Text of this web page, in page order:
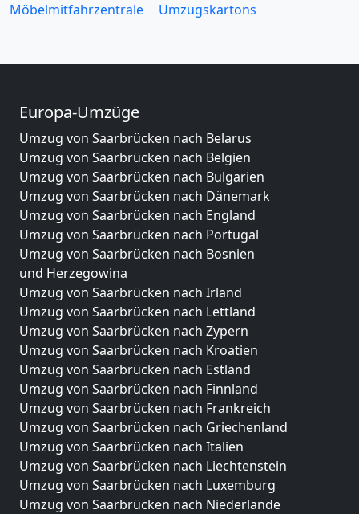
Möbelmitfahrzentrale
Umzugskartons
Europa-Umzüge
Umzug von Saarbrücken nach Belarus
Umzug von Saarbrücken nach Belgien
Umzug von Saarbrücken nach Bulgarien
Umzug von Saarbrücken nach Dänemark
Umzug von Saarbrücken nach England
Umzug von Saarbrücken nach Portugal
Umzug von Saarbrücken nach Bosnien
und Herzegowina
Umzug von Saarbrücken nach Irland
Umzug von Saarbrücken nach Lettland
Umzug von Saarbrücken nach Zypern
Umzug von Saarbrücken nach Kroatien
Umzug von Saarbrücken nach Estland
Umzug von Saarbrücken nach Finnland
Umzug von Saarbrücken nach Frankreich
Umzug von Saarbrücken nach Griechenland
Umzug von Saarbrücken nach Italien
Umzug von Saarbrücken nach Liechtenstein
Umzug von Saarbrücken nach Luxemburg
Umzug von Saarbrücken nach Niederlande